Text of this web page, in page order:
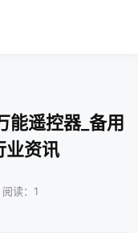
能遥控器_备用
业资讯
读：1